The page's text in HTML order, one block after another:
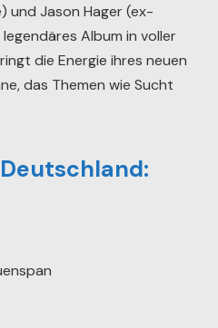
und Jason Hager (ex-
Album in voller
die Energie ihres neuen
das Themen wie Sucht